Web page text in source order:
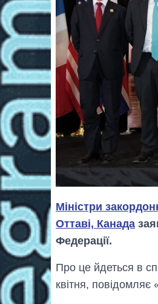
Міністри
Оттаві, Канада
Федерації.
Про це йдеться в
квітня,